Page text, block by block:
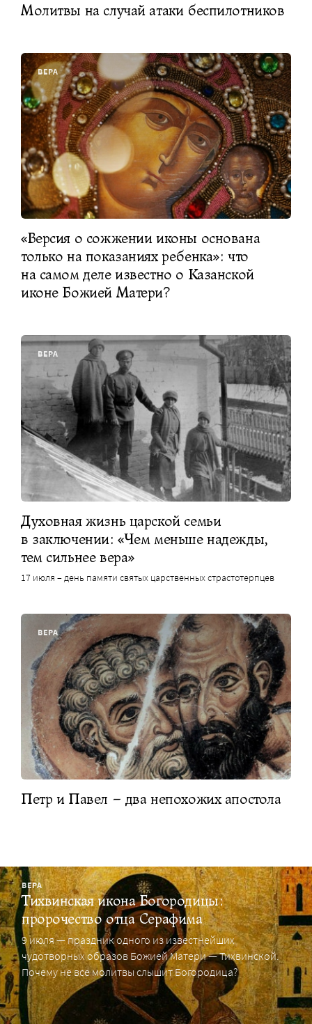
Молитвы на случай атаки беспилотников
ВЕРА
«Версия о сожжении иконы основана
только на показаниях ребенка»: что
на самом деле известно о Казанской
иконе Божией Матери?
ВЕРА
Духовная жизнь царской семьи
в заключении: «Чем меньше надежды,
тем сильнее вера»
17 июля – день памяти святых царственных страстотерпцев
ВЕРА
Петр и Павел – два непохожих апостола
ВЕРА
Тихвинская икона Богородицы:
пророчество отца Серафима
9 июля — праздник одного из известнейших
чудотворных образов Божией Матери — Тихвинской.
Почему не все молитвы слышит Богородица?